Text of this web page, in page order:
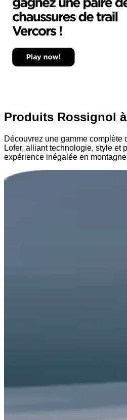
Produits Rossignol
Découvrez une gamme complète
Lofer, alliant technologie, style et
expérience inégalée en